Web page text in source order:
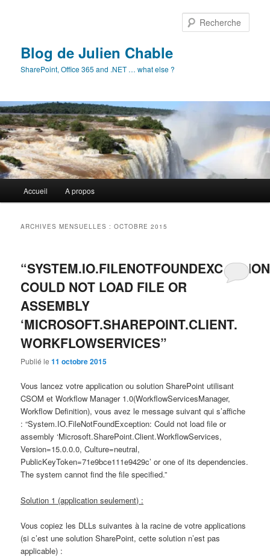
Blog de Julien Chable
SharePoint, Office 365 and .NET … what else ?
principal
Accueil A propos
ARCHIVES MENSUELLES :OCTOBRE 2015
COULD NOT LOAD FILE OR
ASSEMBLY
‘MICROSOFT.SHAREPOINT.CLIENT.
WORKFLOWSERVICES”
Publié le11 octobre 2015
Vous lancez votre application ou solution SharePoint utilisant
CSOM et Workflow Manager 1.0(WorkflowServicesManager,
Workflow Definition), vous avez le message suivant qui s’affiche
: “System.IO.FileNotFoundException: Could not load file or
assembly ‘Microsoft.SharePoint.Client.WorkflowServices,
Version=15.0.0.0, Culture=neutral,
PublicKeyToken=71e9bce111e9429c’ or one of its dependencies.
The system cannot find the file specified.”
Solution 1 (application seulement) :
Vous copiez les DLLs suivantes à la racine de votre applications
(si c’est une solution SharePoint, cette solution n’est pas
applicable) :